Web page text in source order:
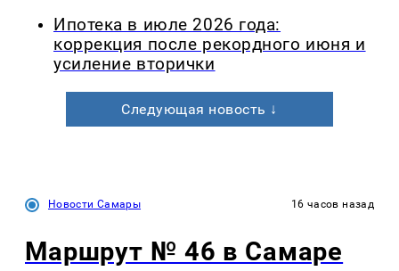
Ипотека в июле 2026 года:
коррекция после рекордного июня и
усиление вторички
Следующая новость ↓
Новости Самары 16 часов назад
Маршрут № 46 в Самаре